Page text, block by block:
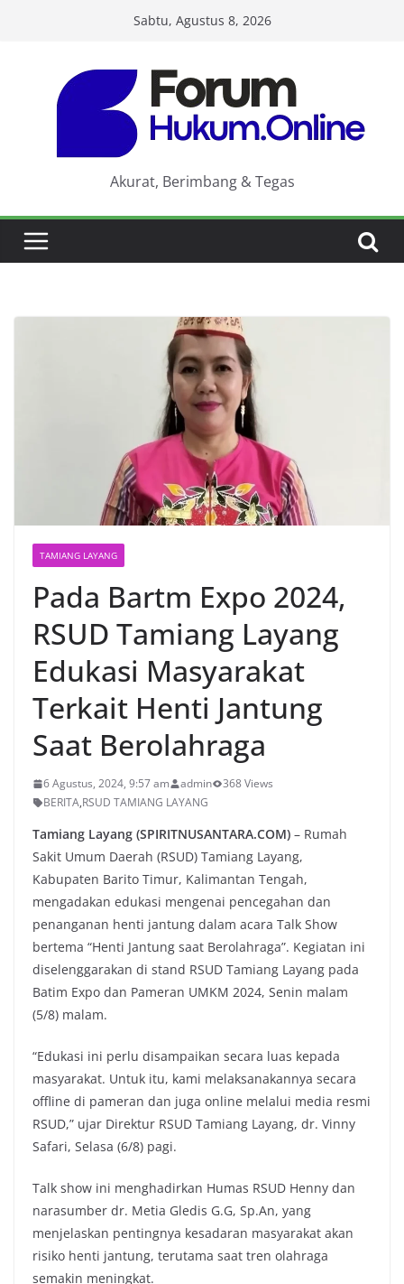
Sabtu, Agustus 8, 2026
Akurat, Berimbang & Tegas
TAMIANG LAYANG
Pada Bartm Expo 2024,
RSUD Tamiang Layang
Edukasi Masyarakat
Terkait Henti Jantung
Saat Berolahraga
6 Agustus, 2024, 9:57 am admin
368 Views
BERITA,RSUD TAMIANG LAYANG
Tamiang Layang (SPIRITNUSANTARA.COM) – Rumah
Sakit Umum Daerah (RSUD) Tamiang Layang,
Kabupaten Barito Timur, Kalimantan Tengah,
mengadakan edukasi mengenai pencegahan dan
penanganan henti jantung dalam acara Talk Show
bertema “Henti Jantung saat Berolahraga”. Kegiatan ini
diselenggarakan di stand RSUD Tamiang Layang pada
Batim Expo dan Pameran UMKM 2024, Senin malam
(5/8) malam.
“Edukasi ini perlu disampaikan secara luas kepada
masyarakat. Untuk itu, kami melaksanakannya secara
offline di pameran dan juga online melalui media resmi
RSUD,” ujar Direktur RSUD Tamiang Layang, dr. Vinny
Safari, Selasa (6/8) pagi.
Talk show ini menghadirkan Humas RSUD Henny dan
narasumber dr. Metia Gledis G.G, Sp.An, yang
menjelaskan pentingnya kesadaran masyarakat akan
risiko henti jantung, terutama saat tren olahraga
semakin meningkat.